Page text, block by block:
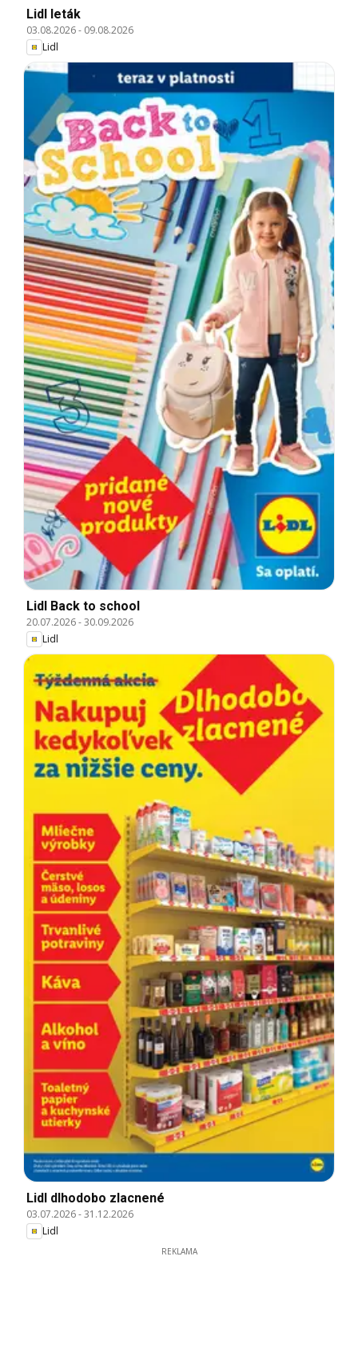
Lidl leták
03.08.2026- 09.08.2026
Lidl
Lidl Back to school
20.07.2026-30.09.2026
Lidl
Lidl dlhodobo zlacnené
03.07.2026-31.12.2026
Lidl
REKLAMA